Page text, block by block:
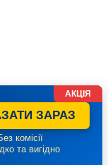
ЗАРАЗ
комісії
та вигідно
АКЦІЯ